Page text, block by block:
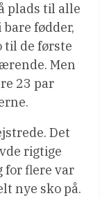
plads til alle
fødder,
til de første
Men
23 par
Det
rigtige
for flere var
nye sko på.